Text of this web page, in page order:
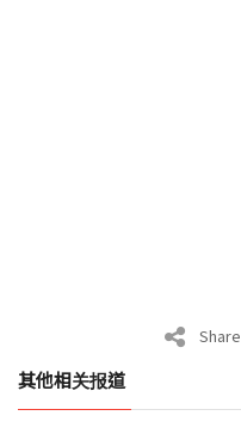
Share
其他相关报道